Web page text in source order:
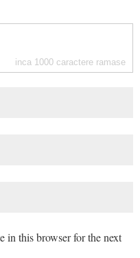
inca 1000 caractere ramase
in this browser for the next